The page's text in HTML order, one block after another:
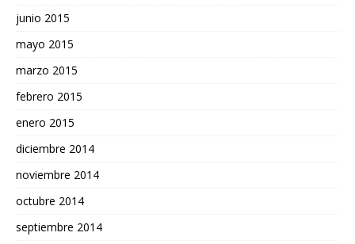
junio 2015
mayo 2015
marzo 2015
febrero 2015
enero 2015
diciembre 2014
noviembre 2014
octubre 2014
septiembre 2014